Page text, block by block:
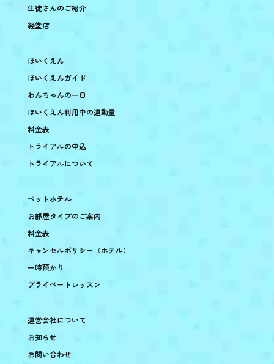
生徒さんのご紹介
経堂店
ほいくえん
ほいくえんガイド
わんちゃんの一日
ほいくえん利用中の運動量
料金表
トライアルの申込
トライアルについて
ペットホテル
お部屋タイプのご案内
料金表
キャンセルポリシー（ホテル）
一時預かり
プライベートレッスン
運営会社について
お知らせ
お問い合わせ